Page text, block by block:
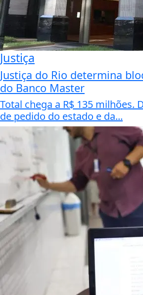
Justiça
Justiça do Rio determina
do Banco Master
Total chega a R$ 135 milhões.
de pedido do estado e da...